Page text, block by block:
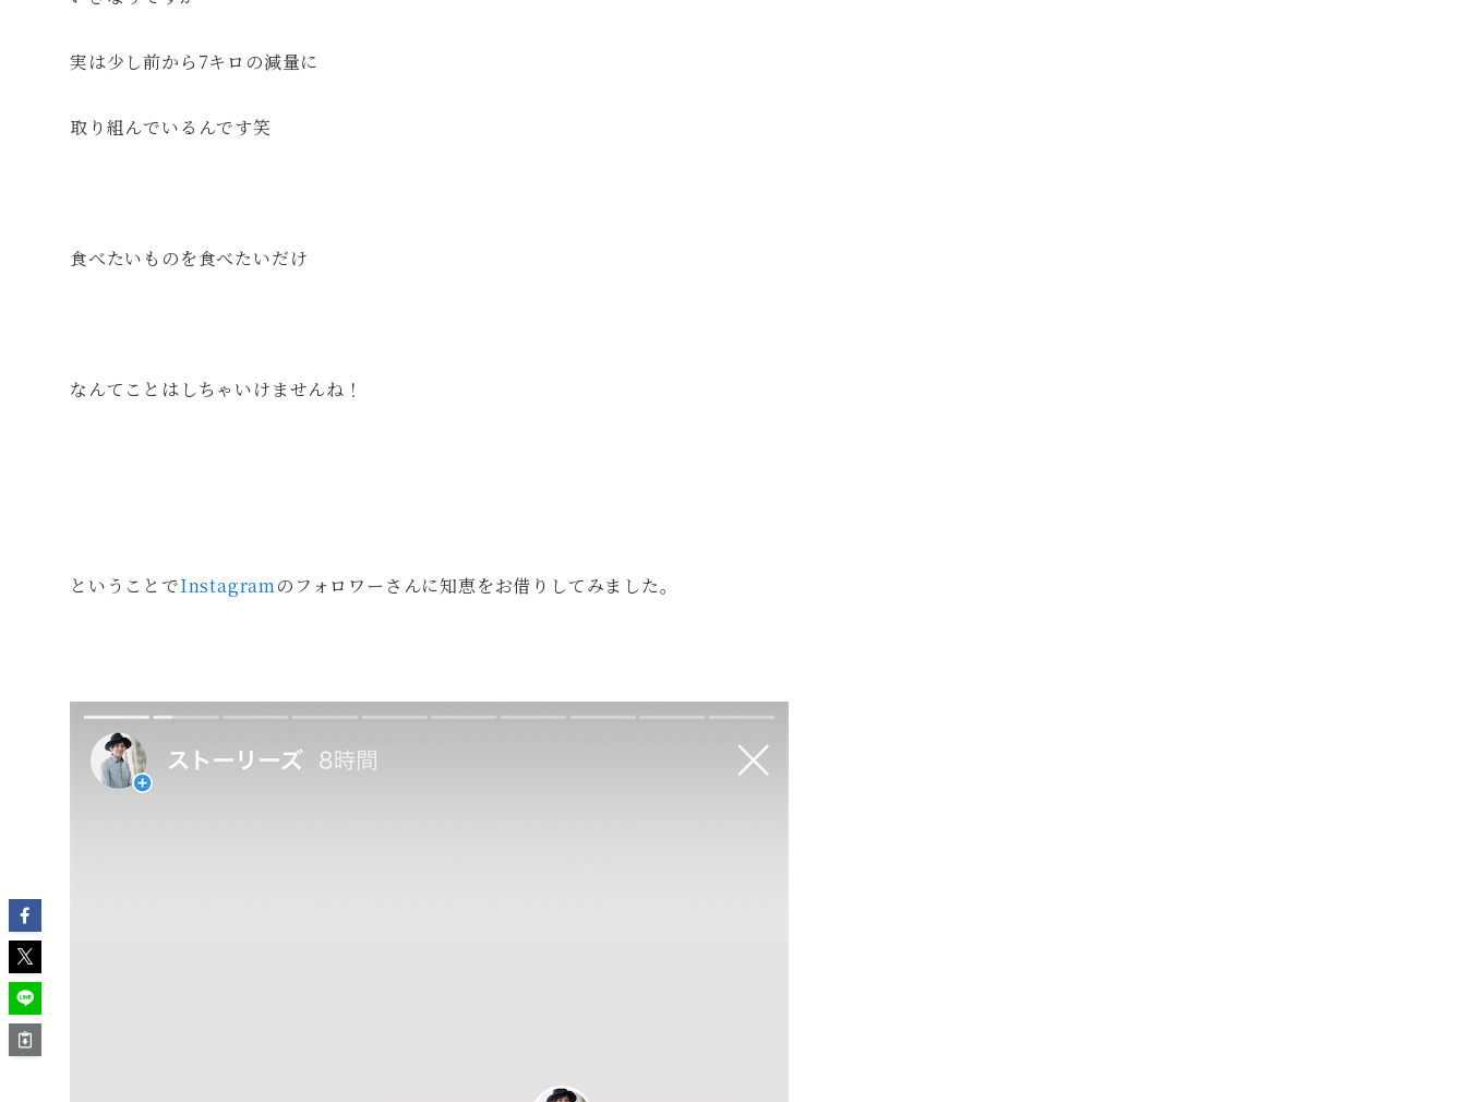
実は少し前から7キロの減量に
取り組んでいるんです笑
食べたいものを食べたいだけ
なんてことはしちゃいけませんね！
ということでInstagramのフォロワーさんに知恵をお借りしてみました。